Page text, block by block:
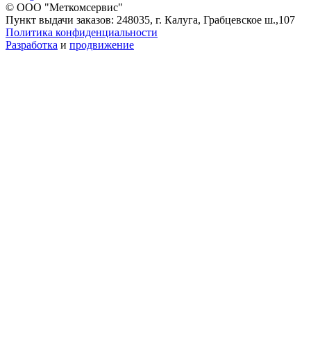
© ООО "Меткомсервис"
Пункт выдачи заказов: 248035, г. Калуга, Грабцевское ш.,107
Политика конфиденциальности
Разработка и продвижение